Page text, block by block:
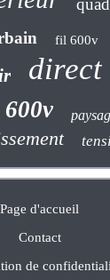
fil 600v
direct
600v
Page d'accueil
Contact
de